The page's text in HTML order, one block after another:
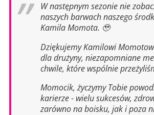
W następnym sezonie nie
naszych barwach naszego
Kamila Momota. 🥹
Dziękujemy Kamilowi
dla drużyny, niezapomniane
chwile, które wspólnie
Momocik, życzymy Tobie
karierze - wielu sukcesów,
zarówno na boisku, jak i poza